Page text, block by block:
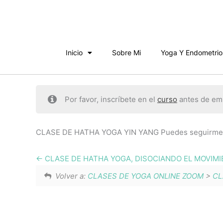
Inicio Sobre Mi Yoga Y
Por favor, inscríbete en el curso antes de
CLASE DE HATHA YOGA YIN YANG Puedes
CLASE DE HATHA YOGA, DISOCIANDO EL
Volver a: CLASES DE YOGA ONLINE ZOOM >